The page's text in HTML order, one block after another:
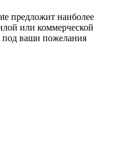
предложит наиболее
или коммерческой
ваши пожелания